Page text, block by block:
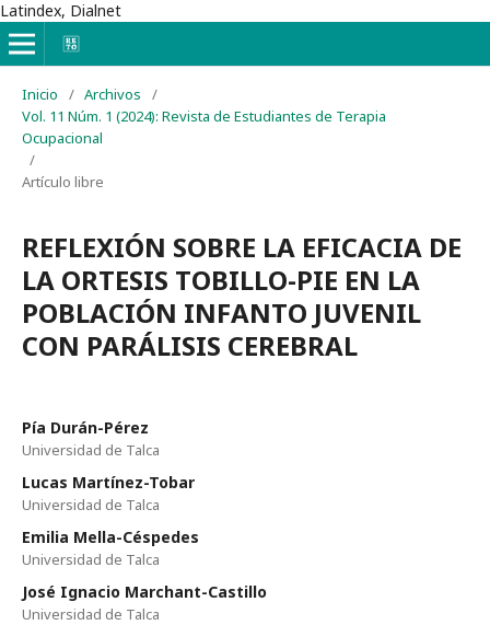
Latindex, Dialnet
Inicio / Archivos
/
Vol. 11 Núm. 1 (2024): Revista de Estudiantes de Terapia
Ocupacional
/
Artículo libre
REFLEXIÓN SOBRE LA EFICACIA DE
LA ORTESIS TOBILLO-PIE EN LA
POBLACIÓN INFANTO JUVENIL
CON PARÁLISIS CEREBRAL
Pía Durán-Pérez
Universidad de Talca
Lucas Martínez-Tobar
Universidad de Talca
Emilia Mella-Céspedes
Universidad de Talca
José Ignacio Marchant-Castillo
Universidad de Talca